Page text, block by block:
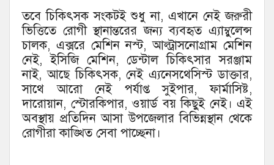
তবে চিকিৎসক সংকটই শুধু না, এখানে নেই জরুরী
ভিত্তিতে রোগী স্থানান্তরের জন্য ব্যবহৃত এ্যাম্বুলেন্স
চালক, এক্সরে মেশিন নস্ট, আল্ট্রাসনোগ্রাম মেশিন
নেই, ইসিজি মেশিন, ডেন্টাল চিকিৎসার সরঞ্জাম
নাই, আছে চিকিৎসক, নেই এ্যনেসথেসিস্ট ডাক্তার,
সাথে আরো নেই পর্যাপ্ত সুইপার, ফার্মাসিষ্ট,
দারোয়ান, স্টোরকিপার, ওয়ার্ড বয় কিছুই নেই। এই
অবস্থায় প্রতিদিন আসা উপজেলার বিভিন্নস্থান থেকে
রোগীরা কাঙ্খিত সেবা পাচ্ছেনা।